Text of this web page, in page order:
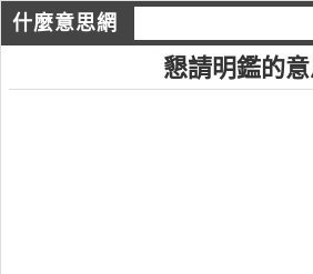
什麼意思網
懇請明鑑的